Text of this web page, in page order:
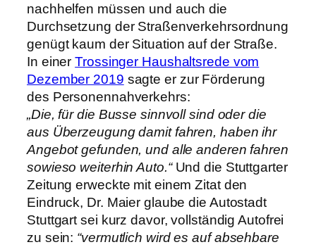
nachhelfen müssen und auch die
Durchsetzung der Straßenverkehrsordnung
genügt kaum der Situation auf der Straße.
In einerTrossinger Haushaltsrede vom
Dezember 2019 sagte er zur Förderung
des Personennahverkehrs:
„Die, für die Busse sinnvoll sind oder die
aus Überzeugung damit fahren, haben ihr
Angebot gefunden, und alle anderen fahren
sowieso weiterhin Auto.“ Und die Stuttgarter
Zeitung erweckte mit einem Zitat den
Eindruck, Dr. Maier glaube die Autostadt
Stuttgart sei kurz davor, vollständig Autofrei
zu sein: “vermutlich wird es auf absehbare